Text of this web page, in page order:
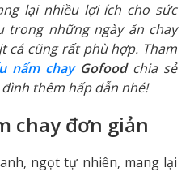
lại nhiều lợi ích cho sức
trong những ngày ăn chay
cá cũng rất phù hợp. Tham
nấm chay Gofoodchia sẻ
thêm hấp dẫn nhé!
chay đơn giản
ngọt tự nhiên, mang lại